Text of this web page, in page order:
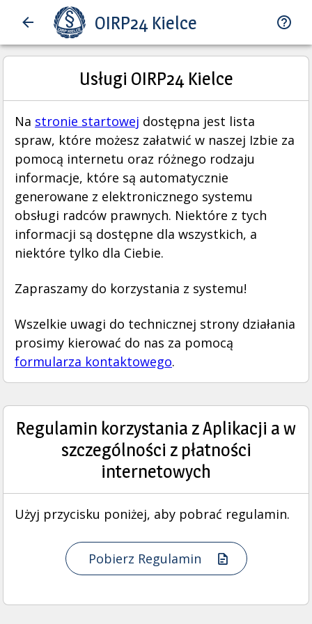
OIRP24 Kielce
Usługi OIRP24 Kielce
Na stronie startowej dostępna jest lista
spraw, które możesz załatwić w naszej Izbie za
pomocą internetu oraz różnego rodzaju
informacje, które są automatycznie
generowane z elektronicznego systemu
obsługi radców prawnych. Niektóre z tych
informacji są dostępne dla wszystkich, a
niektóre tylko dla Ciebie.
Zapraszamy do korzystania z systemu!
Wszelkie uwagi do technicznej strony działania
prosimy kierować do nas za pomocą
formularza kontaktowego.
Regulamin korzystania z Aplikacji a w
szczególności z płatności
internetowych
Użyj przycisku poniżej, aby pobrać regulamin.
Pobierz Regulamin